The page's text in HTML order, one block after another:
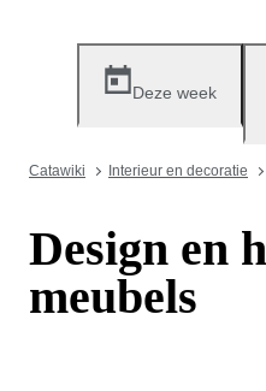
Deze week
Catawiki Interieur en decoratie
Design en
meubels